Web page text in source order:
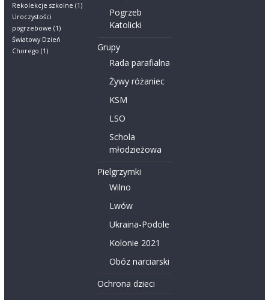
Rekolekcje szkolne (1)
Uroczystości
pogrzebowe (1)
Światowy Dzień
Chorego (1)
Pogrzeb
Katolicki
Grupy
Rada parafialna
Żywy różaniec
KSM
LSO
Schola
młodzieżowa
Pielgrzymki
Wilno
Lwów
Ukraina-Podole
Kolonie 2021
Obóz narciarski
Ochrona dzieci